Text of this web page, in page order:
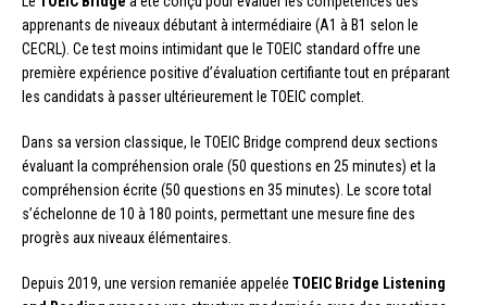
apprenants de niveaux débutant à intermédiaire (A1 à B1 selon le
CECRL). Ce test moins intimidant que le TOEIC standard offre une
première expérience positive d’évaluation certifiante tout en préparant
les candidats à passer ultérieurement le TOEIC complet.
Dans sa version classique, le TOEIC Bridge comprend deux sections
évaluant la compréhension orale (50 questions en 25 minutes) et la
compréhension écrite (50 questions en 35 minutes). Le score total
s’échelonne de 10 à 180 points, permettant une mesure fine des
progrès aux niveaux élémentaires.
Depuis 2019, une version remaniée appelée TOEIC Bridge Listening